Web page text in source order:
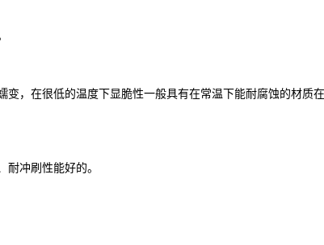
在很低的温度下显脆性一般具有在常温下能耐腐蚀的材质
冲刷性能好的。